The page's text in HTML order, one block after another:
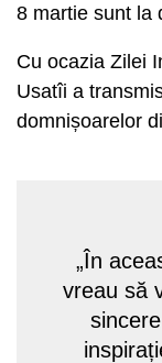
8 martie sunt la
Cu ocazia Zilei
Usatîi a
domnișoarelor
„În
vreau să